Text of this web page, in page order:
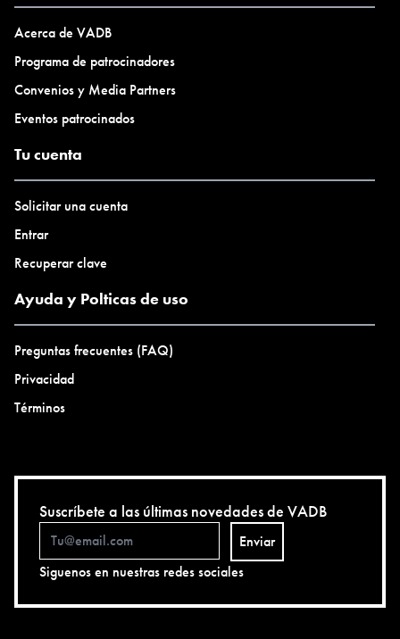
Acerca de VADB
Programa de patrocinadores
Convenios y Media Partners
Eventos patrocinados
Tu cuenta
Solicitar una cuenta
Entrar
Recuperar clave
Ayuda y Polticas de uso
Preguntas frecuentes (FAQ)
Privacidad
Términos
Suscríbete a las últimas novedades de VADB
Enviar
Siguenos en nuestras redes sociales